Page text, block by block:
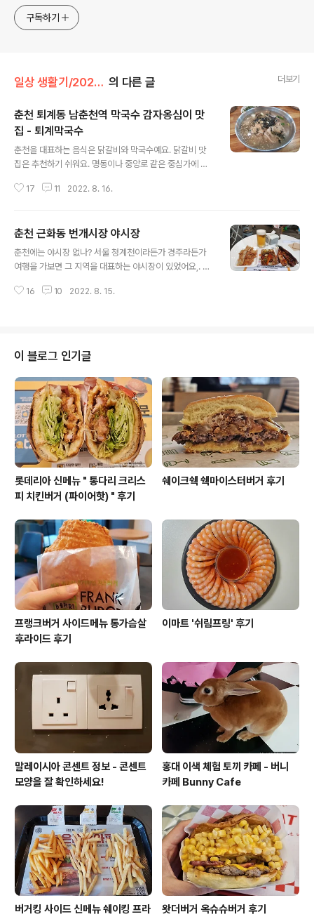
구독하기
일상 생활기/2022 일상생활기 의 다른 글 더보기
춘천 퇴계동 남춘천역 막국수 감자옹심이 맛
집 - 퇴계막국수
춘천을 대표하는 음식은 닭갈비와 막국수예요. 닭갈비 맛
집은 추천하기 쉬워요. 명동이나 중앙로 같은 중심가에 아
차이가 없거든요. 하지만 막국수집 추천은 좀 어려워요. 집
기 어려운 곳들도 많아서요. 제가 추천하는 집 중 하나는 퇴
계막국수 예요. 춘천 시민들에게도 인지도가 있고, 남춘천
역과 춘천시외버스터미널에서 가까워요. 경춘선 남춘천역
외버스터미널에서도 걸어서 10-15분 정도예요. 영업시간
17 11 2022. 8. 16.
춘천 근화동 번개시장 야시장
춘천에는 야시장 없나? 서울 청계천이라든가 경주라든가
여행을 가보면 그 지역을 대표하는 야시장이 있었어요,. 구
살고 있는 춘천에는 야시장이 없는지 갑자기 궁금해졌어
의 야시장은 번개시장에서 열려요. '번개시장'이라는 지명
은 상설시장 또는 5일장이 아니라 새벽에 번개처럼 재빠르
게 열었다가 장을 마감한다고 붙여진 이름이에요. 위치는
소양2교 근처인데, 다리가 생기기 전 의암호 강건너 서면
에 사는 사람들이 농사지은 수확물을 배를 타고 갖고와서
판매했다고 하네요. 관광객들이 많이 찾는 소양..
16 10 2022. 8. 15.
이 블로그 인기글
롯데리아 신메뉴 " 통다리 크리스
피 치킨버거 (파이어핫) " 후기
쉐이크쉑 쉑마이스터버거 후기
프랭크버거 사이드메뉴 통가슴살
후라이드 후기
이마트 '쉬림프링' 후기
말레이시아 콘센트 정보 - 콘센트
모양을 잘 확인하세요!
홍대 이색 체험 토끼 카페 - 버니
카페 Bunny Cafe
버거킹 사이드 신메뉴 쉐이킹 프라
왓더버거 옥슈슈버거 후기